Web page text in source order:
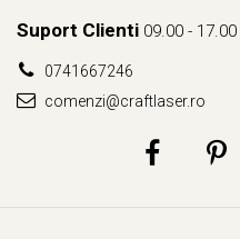
Suport Clienti 09.00 - 17.00
0741667246
comenzi@craftlaser.ro